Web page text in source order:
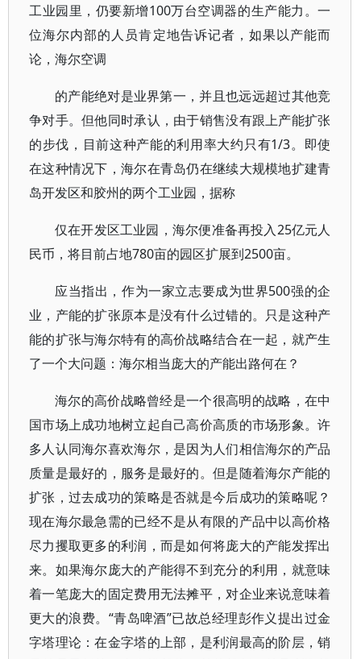
工业园里，仍要新增100万台空调器的生产能力。一
位海尔内部的人员肯定地告诉记者，如果以产能而
论，海尔空调
的产能绝对是业界第一，并且也远远超过其他竞
争对手。但他同时承认，由于销售没有跟上产能扩张
的步伐，目前这种产能的利用率大约只有1/3。即使
在这种情况下，海尔在青岛仍在继续大规模地扩建青
岛开发区和胶州的两个工业园，据称
仅在开发区工业园，海尔便准备再投入25亿元人
民币，将目前占地780亩的园区扩展到2500亩。
应当指出，作为一家立志要成为世界500强的企
业，产能的扩张原本是没有什么过错的。只是这种产
能的扩张与海尔特有的高价战略结合在一起，就产生
了一个大问题：海尔相当庞大的产能出路何在？
海尔的高价战略曾经是一个很高明的战略，在中
国市场上成功地树立起自己高价高质的市场形象。许
多人认同海尔喜欢海尔，是因为人们相信海尔的产品
质量是最好的，服务是最好的。但是随着海尔产能的
扩张，过去成功的策略是否就是今后成功的策略呢？
现在海尔最急需的已经不是从有限的产品中以高价格
尽力攫取更多的利润，而是如何将庞大的产能发挥出
来。如果海尔庞大的产能得不到充分的利用，就意味
着一笔庞大的固定费用无法摊平，对企业来说意味着
更大的浪费。“青岛啤酒”已故总经理彭作义提出过金
字塔理论：在金字塔的上部，是利润最高的阶层，销